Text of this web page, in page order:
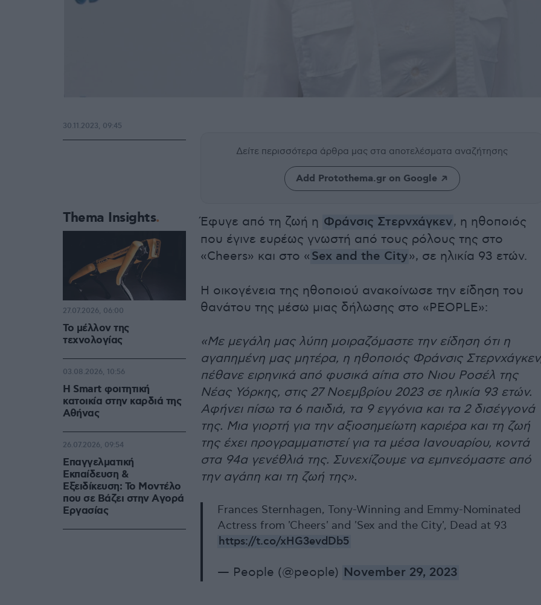
Δείτε περισσότερα άρθρα μας στα αποτελέσματα αναζήτησης
Add Protothema.gr on Google
Έφυγε από τη ζωή η Φράνσις Στερνχάγκεν, η ηθοποιός
που έγινε ευρέως γνωστή από τους ρόλους της στο
«Cheers» και στο « Sex and the City», σε ηλικία 93 ετών.
Η οικογένεια της ηθοποιού ανακοίνωσε την είδηση του
θανάτου της μέσω μιας δήλωσης στο «PEOPLE»:
«Με μεγάλη μας λύπη μοιραζόμαστε την είδηση ότι η
αγαπημένη μας μητέρα, η ηθοποιός Φράνσις
πέθανε ειρηνικά από φυσικά αίτια στο Νιου Ροσέλ της
Νέας Υόρκης, στις 27 Νοεμβρίου 2023 σε ηλικία 93 ετών.
Αφήνει πίσω τα 6 παιδιά, τα 9 εγγόνια και τα 2 δισέγγονά
της. Μια γιορτή για την αξιοσημείωτη καριέρα και τη ζωή
της έχει προγραμματιστεί για τα μέσα Ιανουαρίου, κοντά
στα 94α γενέθλιά της. Συνεχίζουμε να εμπνεόμαστε από
την αγάπη και τη ζωή της».
Frances Sternhagen, Tony-Winning and Emmy-Nominated
Actress from 'Cheers' and 'Sex and the City', Dead at 93
https://t.co/xHG3evdDb5
— People (@people) November 29, 2023
30.11.2023, 09:45
Thema Insights
Το μέλλον της
τεχνολογίας
27.07.2026, 06:00
Η Smart φοιτητική
κατοικία στην καρδιά της
Αθήνας
03.08.2026, 10:56
Επαγγελματική
Εκπαίδευση &
Εξειδίκευση: Το Mοντέλο
που σε Bάζει στην Aγορά
Eργασίας
26.07.2026, 09:54